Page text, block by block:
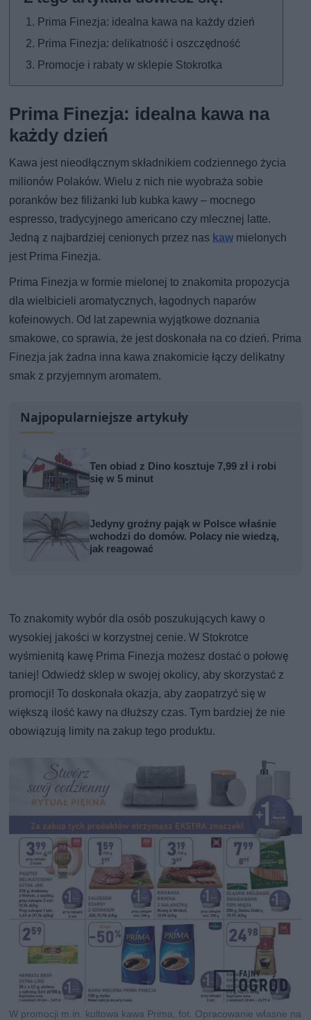
Prima Finezja: idealna kawa na każdy dzień
Prima Finezja: delikatność i oszczędność
Promocje i rabaty w sklepie Stokrotka
Prima Finezja: idealna kawa na
każdy dzień
Kawa jest nieodłącznym składnikiem codziennego życia
milionów Polaków. Wielu z nich nie wyobraża sobie
poranków bez filiżanki lub kubka kawy – mocnego
espresso, tradycyjnego americano czy mlecznej latte.
Jedną z najbardziej cenionych przez nas kaw mielonych
jest Prima Finezja.
Prima Finezja w formie mielonej to znakomita propozycja
dla wielbicieli aromatycznych, łagodnych naparów
kofeinowych. Od lat zapewnia wyjątkowe doznania
smakowe, co sprawia, że jest doskonała na co dzień. Prima
Finezja jak żadna inna kawa znakomicie łączy delikatny
smak z przyjemnym aromatem.
Najpopularniejsze artykuły
Ten obiad z Dino kosztuje 7,99 zł i robi
się w 5 minut
Jedyny groźny pająk w Polsce właśnie
wchodzi do domów. Polacy nie wiedzą,
jak reagować
To znakomity wybór dla osób poszukujących kawy o
wysokiej jakości w korzystnej cenie. W Stokrotce
wyśmienitą kawę Prima Finezja możesz dostać o połowę
taniej! Odwiedź sklep w swojej okolicy, aby skorzystać z
promocji! To doskonała okazja, aby zaopatrzyć się w
większą ilość kawy na dłuższy czas. Tym bardziej że nie
obowiązują limity na zakup tego produktu.
W promocji m.in. kultowa kawa Prima, fot. Opracowanie własne na